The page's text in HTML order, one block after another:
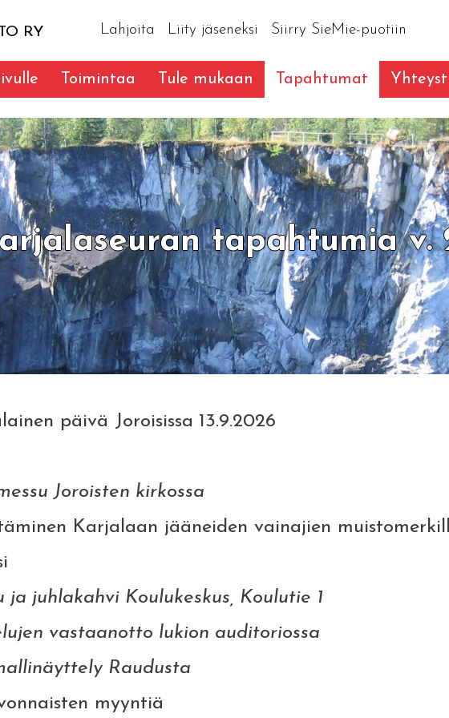
RY Lahjoita Liity jäseneksi Siirry SieMie-puotiin
Toimintaa Tule mukaan Tapahtumat
tapahtumia v.
päivä Joroisissa 13.9.2026
Joroisten kirkossa
Karjalaan jääneiden vainajien
ja juhlakahvi Koulukeskus, Koulutie 1
vastaanotto lukion auditoriossa
Raudusta
myyntiä